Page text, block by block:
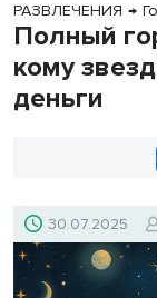
РАЗВЛЕЧЕНИЯ →
Полный
кому
деньги
30.07.2025